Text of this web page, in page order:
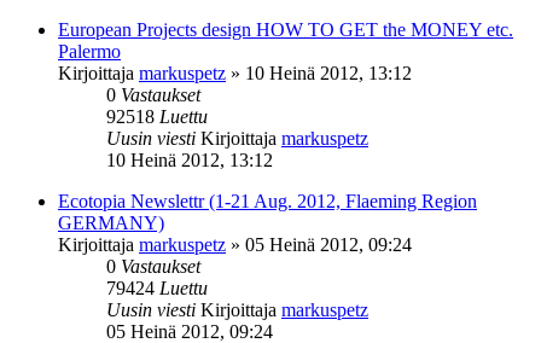
European Projects design HOW TO GET the MONEY etc.
Palermo
Kirjoittaja markuspetz » 10 Heinä 2012, 13:12
0 Vastaukset
92518 Luettu
Uusin viesti Kirjoittaja markuspetz
10 Heinä 2012, 13:12
Ecotopia Newslettr (1-21 Aug. 2012, Flaeming Region
GERMANY)
Kirjoittaja markuspetz » 05 Heinä 2012, 09:24
0 Vastaukset
79424 Luettu
Uusin viesti Kirjoittaja markuspetz
05 Heinä 2012, 09:24